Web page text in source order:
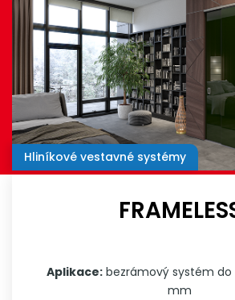
Hliníkové vestavné systémy
Aplikace:bezrámový systém do
mm